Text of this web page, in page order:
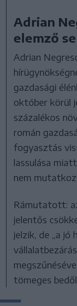
Adrian
elemző
Adrian
gazdasági
október körül
százalékos
román
fogyasztás
lassulása
nem
Rámutatott:
jelentős
jelzik, de „a jó
tömeges